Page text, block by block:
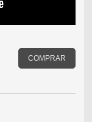
COMPRAR